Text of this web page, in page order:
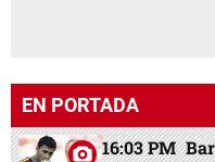
EN PORTADA
16:03 PM